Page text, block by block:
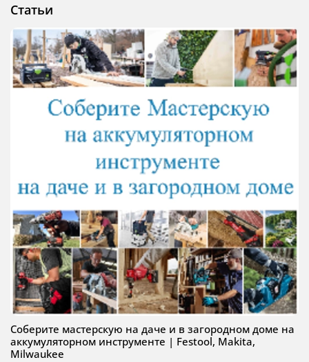
Статьи
Соберите мастерскую на даче и в загородном доме на
аккумуляторном инструменте | Festool, Makita,
Milwaukee